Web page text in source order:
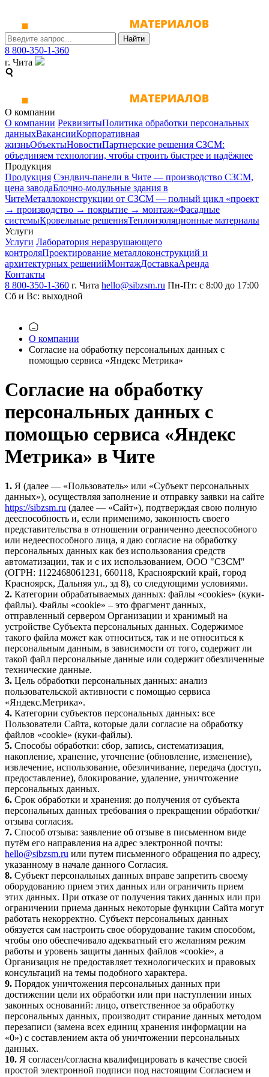
Найти
8 800-350-1-360
г. Чита
О компании
О компании РеквизитыПолитика обработки персональных
данныхВакансииКорпоративная
жизньОбъектыНовостиПартнерские решения СЗСМ:
объединяем технологии, чтобы строить быстрее и надёжнее
Продукция
Продукция Сэндвич-панели в Чите — производство СЗСМ,
цена заводаБлочно-модульные здания в
ЧитеМеталлоконструкции от СЗСМ ― полный цикл «проект
→ производство → покрытие → монтаж»Фасадные
системыКровельные решенияТеплоизоляционные материалы
Услуги
Услуги Лаборатория неразрушающего
контроляПроектирование металлоконструкций и
архитектурных решенийМонтажДоставкаАренда
Контакты
8 800-350-1-360 г. Чита hello@sibzsm.ru Пн-Пт: с 8:00 до 17:00
Сб и Вс: выходной
О компании
Согласие на обработку персональных данных с
помощью сервиса «Яндекс Метрика»
Согласие на обработку
персональных данных с
помощью сервиса «Яндекс
Метрика» в Чите
1. Я (далее — «Пользователь» или «Субъект персональных
данных»), осуществляя заполнение и отправку заявки на сайте
https://sibzsm.ru (далее — «Сайт»), подтверждая свою полную
дееспособность и, если применимо, законность своего
представительства в отношении ограниченно дееспособного
или недееспособного лица, я даю согласие на обработку
персональных данных как без использования средств
автоматизации, так и с их использованием, ООО "СЗСМ"
(ОГРН: 1122468061231, 660118, Красноярский край, город
Красноярск, Дальняя ул., зд 8), со следующими условиями.
2. Категории обрабатываемых данных: файлы «cookies» (куки-
файлы). Файлы «cookie» – это фрагмент данных,
отправленный сервером Организации и хранимый на
устройстве Субъекта персональных данных. Содержимое
такого файла может как относиться, так и не относиться к
персональным данным, в зависимости от того, содержит ли
такой файл персональные данные или содержит обезличенные
технические данные.
3. Цель обработки персональных данных: анализ
пользовательской активности с помощью сервиса
«Яндекс.Метрика».
4. Категории субъектов персональных данных: все
Пользователи Сайта, которые дали согласие на обработку
файлов «cookie» (куки-файлы).
5. Способы обработки: сбор, запись, систематизация,
накопление, хранение, уточнение (обновление, изменение),
извлечение, использование, обезличивание, передача (доступ,
предоставление), блокирование, удаление, уничтожение
персональных данных.
6. Срок обработки и хранения: до получения от субъекта
персональных данных требования о прекращении обработки/
отзыва согласия.
7. Способ отзыва: заявление об отзыве в письменном виде
путём его направления на адрес электронной почты:
hello@sibzsm.ru или путем письменного обращения по адресу,
указанному в начале данного Согласия.
8. Субъект персональных данных вправе запретить своему
оборудованию прием этих данных или ограничить прием
этих данных. При отказе от получения таких данных или при
ограничении приема данных некоторые функции Сайта могут
работать некорректно. Субъект персональных данных
обязуется сам настроить свое оборудование таким способом,
чтобы оно обеспечивало адекватный его желаниям режим
работы и уровень защиты данных файлов «cookie», а
Организация не предоставляет технологических и правовых
консультаций на темы подобного характера.
9. Порядок уничтожения персональных данных при
достижении цели их обработки или при наступлении иных
законных оснований: лицо, ответственное за обработку
персональных данных, производит стирание данных методом
перезаписи (замена всех единиц хранения информации на
«0») с составлением акта об уничтожении персональных
данных.
10. Я согласен/согласна квалифицировать в качестве своей
простой электронной подписи под настоящим Согласием и